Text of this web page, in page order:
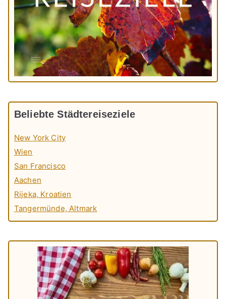
Beliebte Städtereiseziele
New York City
Wien
San Francisco
Aachen
Rijeka, Kroatien
Tangermünde, Altmark